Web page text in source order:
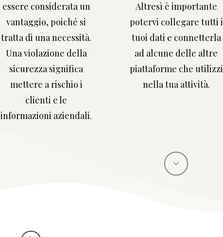
essere considerata un
vantaggio, poiché si
tratta di una necessità.
Una violazione della
sicurezza significa
mettere a rischio i
clienti e le
informazioni aziendali.
Altresì è importante
potervi collegare tutti i
tuoi dati e connetterla
ad alcune delle altre
piattaforme che utilizzi
nella tua attività.